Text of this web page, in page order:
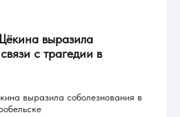
выразила
с трагедии в